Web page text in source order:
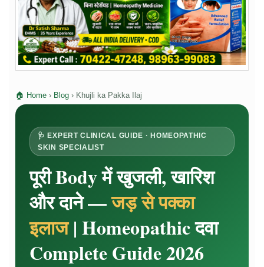
🏠 Home › Blog › Khujli ka Pakka Ilaj
🩺 EXPERT CLINICAL GUIDE · HOMEOPATHIC
SKIN SPECIALIST
पूरी Body में खुजली, खारिश
और दाने —जड़ से पक्का
इलाज| Homeopathic दवा
Complete Guide 2026